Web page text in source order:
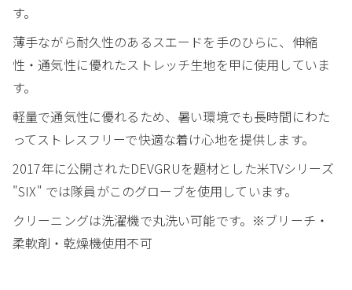
す。
薄手ながら耐久性のあるスエードを手のひらに、伸縮
性・通気性に優れたストレッチ生地を甲に使用していま
す。
軽量で通気性に優れるため、暑い環境でも長時間にわた
ってストレスフリーで快適な着け心地を提供します。
2017年に公開されたDEVGRUを題材とした米TVシリーズ
"SIX" では隊員がこのグローブを使用しています。
クリーニングは洗濯機で丸洗い可能です。※ブリーチ・
柔軟剤・乾燥機使用不可